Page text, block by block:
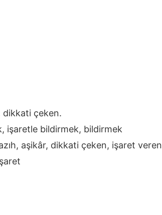
dikkati çeken.
işaretle bildirmek, bildirmek
aşikâr, dikkati çeken, işaret veren